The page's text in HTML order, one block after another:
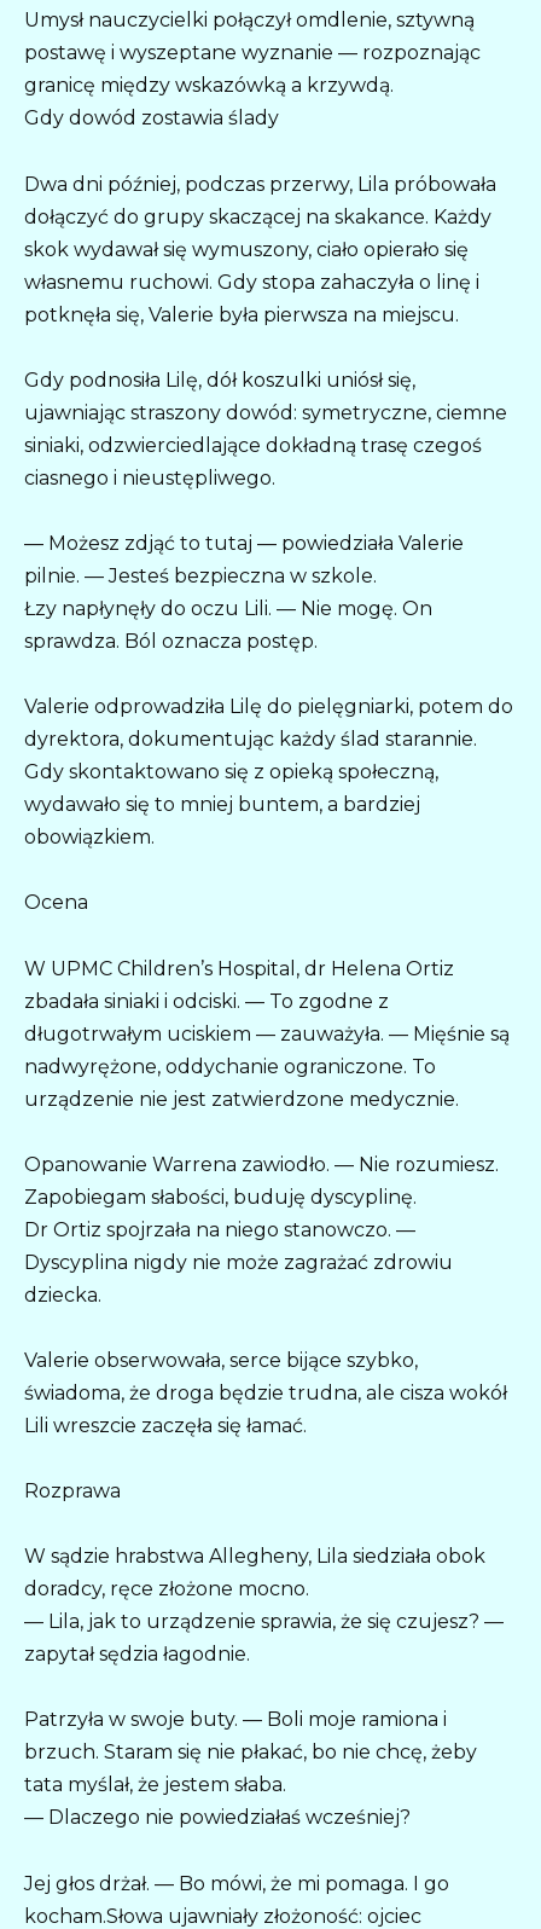
Umysł nauczycielki połączył omdlenie, sztywną
postawę i wyszeptane wyznanie — rozpoznając
granicę między wskazówką a krzywdą.
Gdy dowód zostawia ślady
Dwa dni później, podczas przerwy, Lila próbowała
dołączyć do grupy skaczącej na skakance. Każdy
skok wydawał się wymuszony, ciało opierało się
własnemu ruchowi. Gdy stopa zahaczyła o linę i
potknęła się, Valerie była pierwsza na miejscu.
Gdy podnosiła Lilę, dół koszulki uniósł się,
ujawniając straszony dowód: symetryczne, ciemne
siniaki, odzwierciedlające dokładną trasę czegoś
ciasnego i nieustępliwego.
— Możesz zdjąć to tutaj — powiedziała Valerie
pilnie. — Jesteś bezpieczna w szkole.
Łzy napłynęły do oczu Lili. — Nie mogę. On
sprawdza. Ból oznacza postęp.
Valerie odprowadziła Lilę do pielęgniarki, potem do
dyrektora, dokumentując każdy ślad starannie.
Gdy skontaktowano się z opieką społeczną,
wydawało się to mniej buntem, a bardziej
obowiązkiem.
Ocena
W UPMC Children’s Hospital, dr Helena Ortiz
zbadała siniaki i odciski. — To zgodne z
długotrwałym uciskiem — zauważyła. — Mięśnie są
nadwyrężone, oddychanie ograniczone. To
urządzenie nie jest zatwierdzone medycznie.
Opanowanie Warrena zawiodło. — Nie rozumiesz.
Zapobiegam słabości, buduję dyscyplinę.
Dr Ortiz spojrzała na niego stanowczo. —
Dyscyplina nigdy nie może zagrażać zdrowiu
dziecka.
Valerie obserwowała, serce bijące szybko,
świadoma, że droga będzie trudna, ale cisza wokół
Lili wreszcie zaczęła się łamać.
Rozprawa
W sądzie hrabstwa Allegheny, Lila siedziała obok
doradcy, ręce złożone mocno.
— Lila, jak to urządzenie sprawia, że się czujesz? —
zapytał sędzia łagodnie.
Patrzyła w swoje buty. — Boli moje ramiona i
brzuch. Staram się nie płakać, bo nie chcę, żeby
tata myślał, że jestem słaba.
— Dlaczego nie powiedziałaś wcześniej?
Jej głos drżał. — Bo mówi, że mi pomaga. I go
kocham.Słowa ujawniały złożoność: ojciec